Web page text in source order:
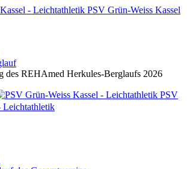
PSV Grün-Weiss Kassel
des REHAmed Herkules-Berglaufs 2026
PSV
Leichtathletik